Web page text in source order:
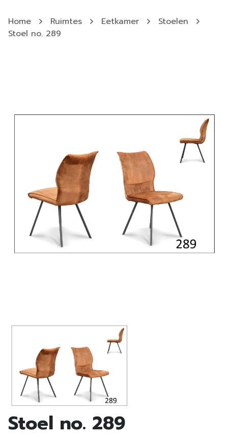
Home Ruimtes Eetkamer
Stoelen
Stoel no. 289
Stoel no. 289